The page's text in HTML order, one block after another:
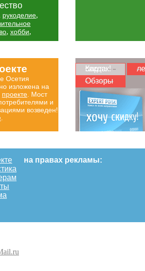
рукоделие,
, хобби,
Осетия
изложена на
проекте . Мост
и
возведен!
Карта скидок!
Обзоры
на правах рекламы: